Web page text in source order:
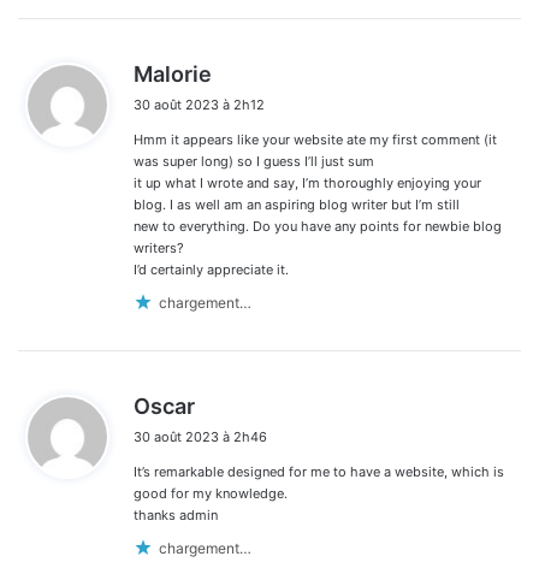
Malorie
t
:
30 août 2023 à 2h12
Hmm it appears like your website ate my first comment (it
was super long) so I guess I’ll just sum
it up what I wrote and say, I’m thoroughly enjoying your
blog. I as well am an aspiring blog writer but I’m still
new to everything. Do you have any points for newbie blog
writers?
I’d certainly appreciate it.
chargement…
Oscar
t
:
30 août 2023 à 2h46
It’s remarkable designed for me to have a website, which is
good for my knowledge.
thanks admin
chargement…